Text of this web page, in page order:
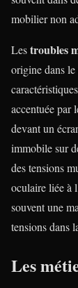
mobilier non
Lestroubles
origine dans
accentuée par
devant un
immobile sur
des tensions
oculaire liée à
souvent une
tensions dans
Les